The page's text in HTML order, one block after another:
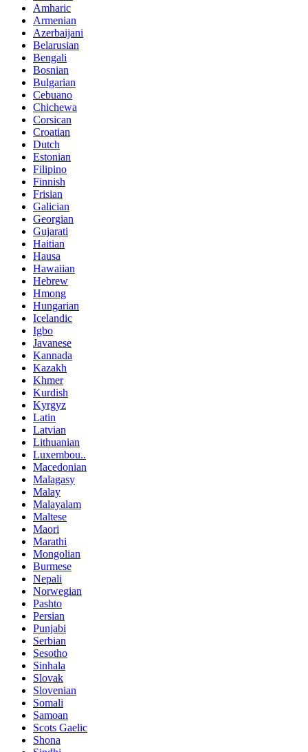
Amharic
Armenian
Azerbaijani
Belarusian
Bengali
Bosnian
Bulgarian
Cebuano
Chichewa
Corsican
Croatian
Dutch
Estonian
Filipino
Finnish
Frisian
Galician
Georgian
Gujarati
Haitian
Hausa
Hawaiian
Hebrew
Hmong
Hungarian
Icelandic
Igbo
Javanese
Kannada
Kazakh
Khmer
Kurdish
Kyrgyz
Latin
Latvian
Lithuanian
Luxembou..
Macedonian
Malagasy
Malay
Malayalam
Maltese
Maori
Marathi
Mongolian
Burmese
Nepali
Norwegian
Pashto
Persian
Punjabi
Serbian
Sesotho
Sinhala
Slovak
Slovenian
Somali
Samoan
Scots Gaelic
Shona